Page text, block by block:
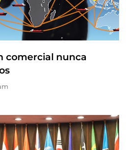
comercial nunca